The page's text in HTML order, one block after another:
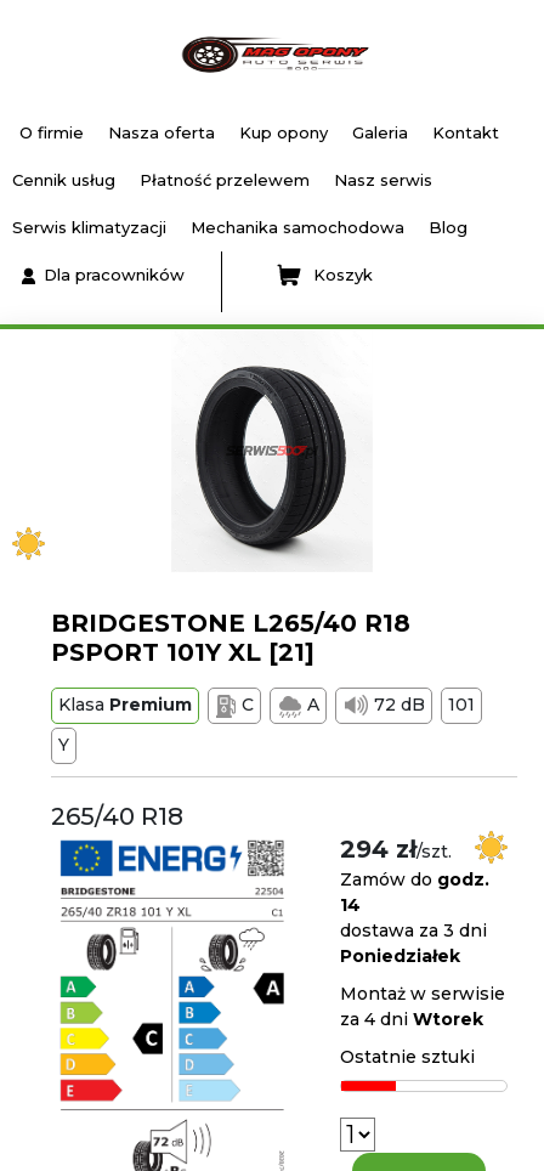
O firmie Nasza oferta Kup opony Galeria Kontakt
Cennik usług Płatność przelewem Nasz serwis
Serwis klimatyzacji Mechanika samochodowa Blog
Dla pracowników Koszyk
BRIDGESTONE L265/40 R18
PSPORT 101Y XL [21]
Klasa Premium C A 72 dB
101
Y
265/40 R18
294 zł/szt.
Zamów do godz.
14
dostawa za 3 dni
Poniedziałek
Montaż w serwisie
za 4 dniWtorek
Ostatnie sztuki